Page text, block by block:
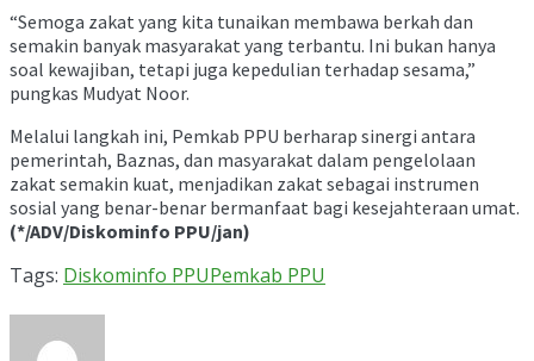
“Semoga zakat yang kita tunaikan membawa berkah dan
semakin banyak masyarakat yang terbantu. Ini bukan hanya
soal kewajiban, tetapi juga kepedulian terhadap sesama,”
pungkas Mudyat Noor.
Melalui langkah ini, Pemkab PPU berharap sinergi antara
pemerintah, Baznas, dan masyarakat dalam pengelolaan
zakat semakin kuat, menjadikan zakat sebagai instrumen
sosial yang benar-benar bermanfaat bagi kesejahteraan umat.
(*/ADV/Diskominfo PPU/jan)
Tags: Diskominfo PPUPemkab PPU